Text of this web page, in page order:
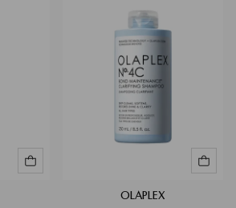
OLAPLEX